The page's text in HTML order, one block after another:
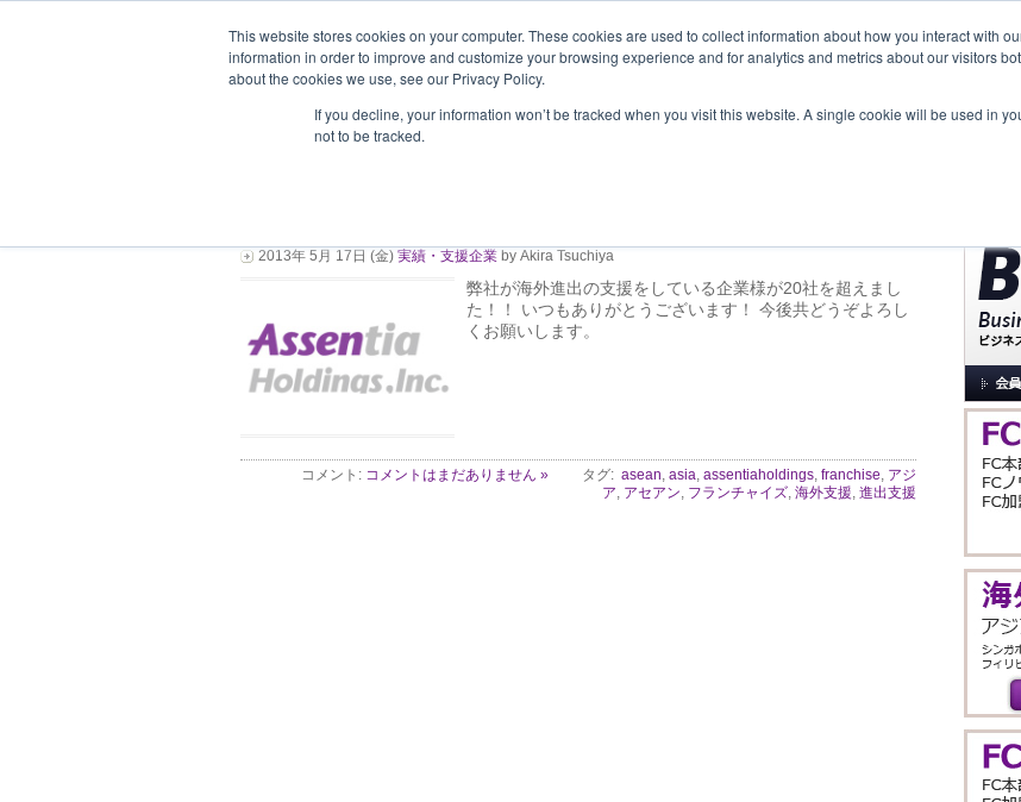
This website stores cookies on your computer. These cookies are used to collect information about how you interact with
information in order to improve and customize your browsing experience and for analytics and metrics about our visitors
about the cookies we use, see our Privacy Policy.
If you decline, your information won’t be tracked when you visit this website. A single cookie will be used in
not to be tracked.
企業情報 支援企業一覧 事業内容 New Project お問合せ セミナー＆イ
2013年 5月 17日 (金) 実績・支援企業 by Akira Tsuchiya
弊社が海外進出の支援をしている企業様が20社を超えまし
た！！ いつもありがとうございます！ 今後共どうぞよろし
くお願いします。
コメント: コメントはまだありません » タグ: asean, asia, assentiaholdings, franchise, アジ
ア, アセアン, フランチャイズ, 海外支援, 進出支援